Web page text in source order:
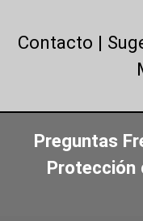
Contacto |
Preguntas
Protección